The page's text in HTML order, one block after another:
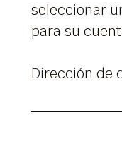
seleccionar
para su
Dirección de